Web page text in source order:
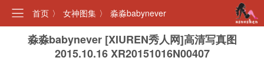
首页 〉 女神图集 〉 淼淼babynever
淼淼babynever [XIUREN秀人网]高清写真图
2015.10.16 XR20151016N00407